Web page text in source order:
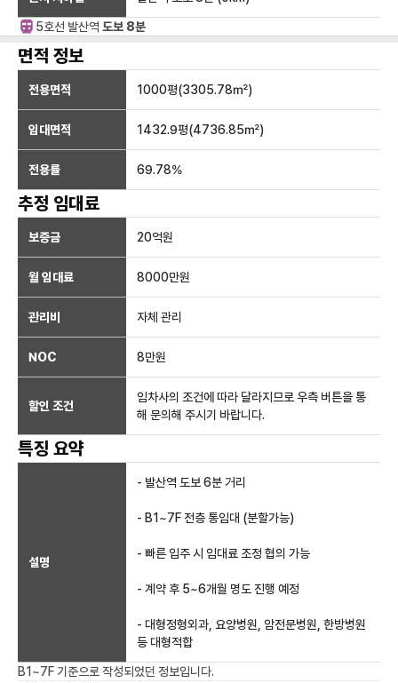
5호선 발산역 도보 8분
면적 정보
전용면적 1000평(3305.78㎡)
임대면적 1432.9평(4736.85㎡)
전용률 69.78%
추정 임대료
보증금 20억원
월 임대료 8000만원
관리비 자체 관리
NOC 8만원
할인 조건
임차사의 조건에 따라 달라지므로 우측 버튼을 통
해 문의해 주시기 바랍니다.
특징 요약
설명
- 발산역 도보 6분 거리
- B1~7F 전층 통임대 (분할가능)
- 빠른 입주 시 임대료 조정 협의 가능
- 계약 후 5~6개월 명도 진행 예정
- 대형정형외과, 요양병원, 암전문병원, 한방병원
등 대형적합
B1~7F 기준으로 작성되었던 정보입니다.